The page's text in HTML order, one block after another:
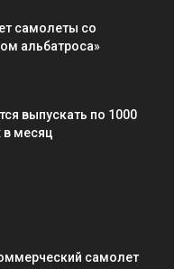
самолеты со
альбатроса»
выпускать по 1000
в месяц
самолет